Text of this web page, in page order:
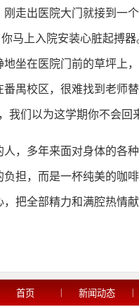
走出医院大门就接到一
马上入院安装心脏起搏
坐在医院门前的草坪上
禺校区，很难找到老师
我们以为这学期你不会
，多年来面对身体的各
担，而是一杯纯美的咖
把全部精力和满腔热情
首页 新闻动态